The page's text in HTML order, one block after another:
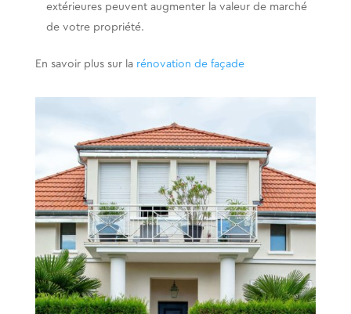
extérieures peuvent augmenter la valeur de marché
de votre propriété.
En savoir plus sur la rénovation de façade